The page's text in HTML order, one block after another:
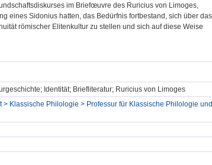
im Briefœuvre des Ruricius von Limoges,
eines Sidonius hatten, das Bedürfnis fortbestand, sich über das
römischer Elitenkultur zu stellen und sich auf diese Weise
Identität; Briefliteratur; Ruricius von Limoges
Klassische Philologie > Professur für Klassische Philologie und